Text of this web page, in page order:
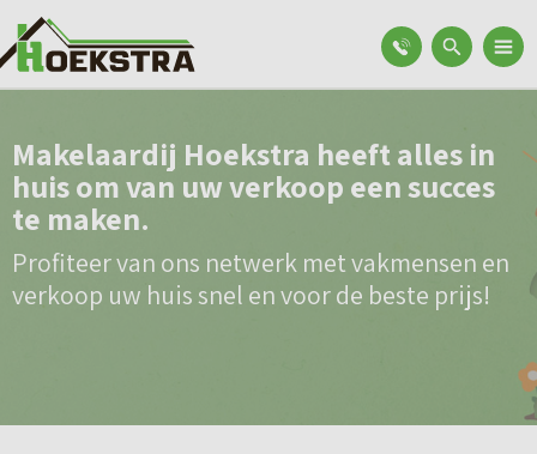
Makelaardij Hoekstra heeft alles in
huis om van uw verkoop een succes
te maken.
Profiteer van ons netwerk met vakmensen en
verkoop uw huis snel en voor de beste prijs!